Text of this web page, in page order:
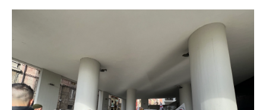
MONDO
POLITICA
ECONOMIA
SERVIZI ALLE IMPRESE